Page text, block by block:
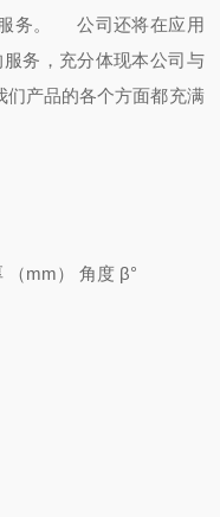
务。
公司还将在应用
务，充分体现本公司与
们产品的各个方面都充满
（mm） 角度 β°